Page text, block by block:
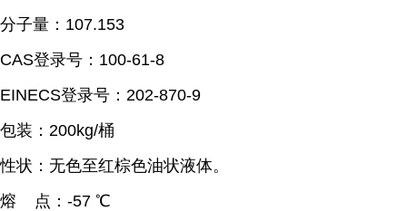
分子量：107.153
CAS登录号：100-61-8
EINECS登录号：202-870-9
包装：200kg/桶
性状：无色至红棕色油状液体。
熔 点：-57 ℃